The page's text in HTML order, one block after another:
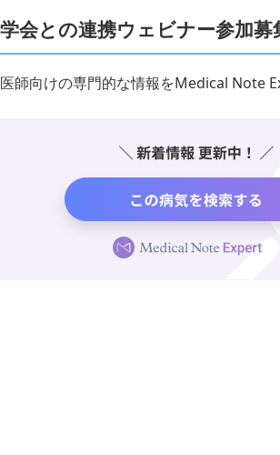
学会との連携ウェビナー参加募
医師向けの専門的な情報をMedical Note